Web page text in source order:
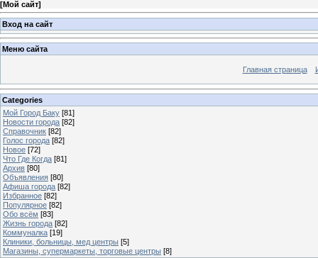
[Мой сайт]
Вход на сайт
Меню сайта
Главная страница
Categories
Мой Город Баку [81]
Новости города [82]
Справочник [82]
Голос города [82]
Новое [72]
Что Где Когда [81]
Архив [80]
Объявления [80]
Афиша города [82]
Избранное [82]
Популярное [82]
Обо всём [83]
Жизнь города [82]
Коммуналка [19]
Клиники, больницы, мед центры [5]
Магазины, супермаркеты, торговые центры [8]